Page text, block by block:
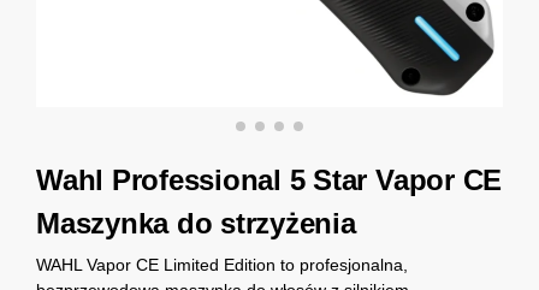
Wahl Professional 5 Star Vapor CE
Maszynka do strzyżenia
WAHL Vapor CE Limited Edition to profesjonalna,